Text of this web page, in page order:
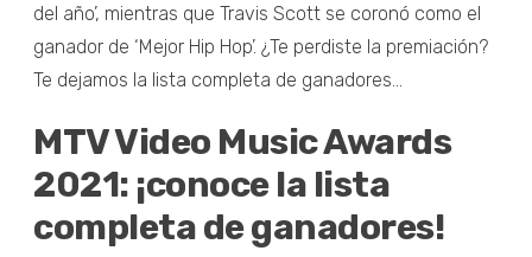
del año’, mientras que Travis Scott se coronó como el
ganador de ‘Mejor Hip Hop’. ¿Te perdiste la premiación?
Te dejamos la lista completa de ganadores...
MTV Video Music Awards
2021: ¡conoce la lista
completa de ganadores!